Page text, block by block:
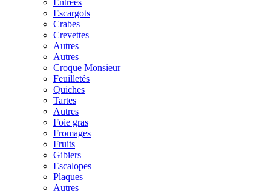
Entrées
Escargots
Crabes
Crevettes
Autres
Autres
Croque Monsieur
Feuilletés
Quiches
Tartes
Autres
Foie gras
Fromages
Fruits
Gibiers
Escalopes
Plaques
Autres